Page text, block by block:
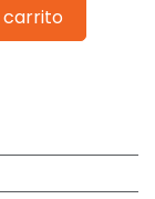
carrito